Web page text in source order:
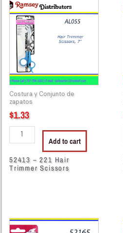
Costura y Conjunto de
zapatos
$1.33
-
221
Hair
Trimmer
Scissors
quantity
Add to cart
52413 – 221 Hair
Trimmer Scissors
52165
-